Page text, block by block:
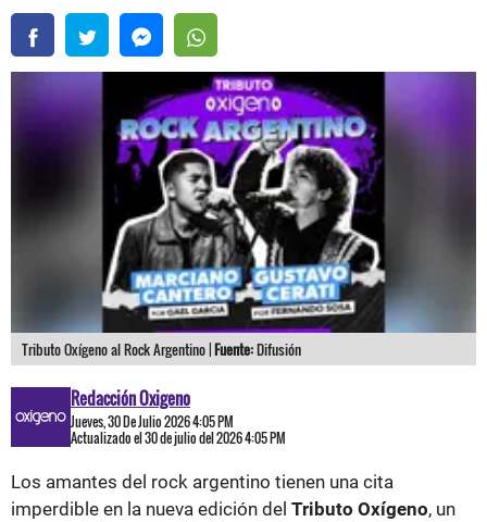
Tributo Oxígeno al Rock Argentino |Fuente:Difusión
Redacción Oxigeno
Jueves, 30 De Julio 2026 4:05 PM
Actualizado el 30 de julio del 2026 4:05 PM
Los amantes del rock argentino tienen una cita
imperdible en la nueva edición del Tributo Oxígeno, un